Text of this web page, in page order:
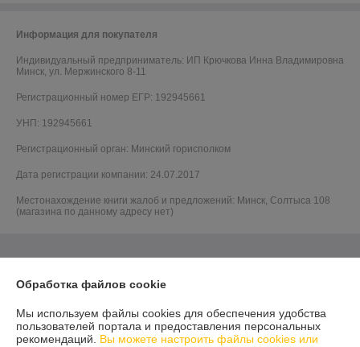
Информация для покупателя
Индивидуальный предприниматель: ИП Крючкова Инна Владимировна
Минск, ул. Мержинского 8-11
Регистрационный номер ЕГР: 192945661
УНП: 192945661
Регистрационный орган: Минский горисполком
Дата регистрации компании: 24.07.2017
Местонахождение книги жалоб и предложений: Минск, Солтыса 108
(магазина по данному адресу нет)
Обработка файлов cookie
Мы используем файлы cookies для обеспечения удобства
пользователей портала и предоставления персональных
рекомендаций. Вы можете настроить файлы cookies или